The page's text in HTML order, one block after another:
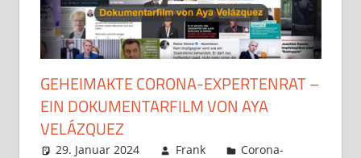
GEHEIMAKTE CORONA-EXPERTENRAT –
EIN DOKUMENTARFILM VON AYA
VELÁZQUEZ
29. Januar 2024 Frank
Corona-